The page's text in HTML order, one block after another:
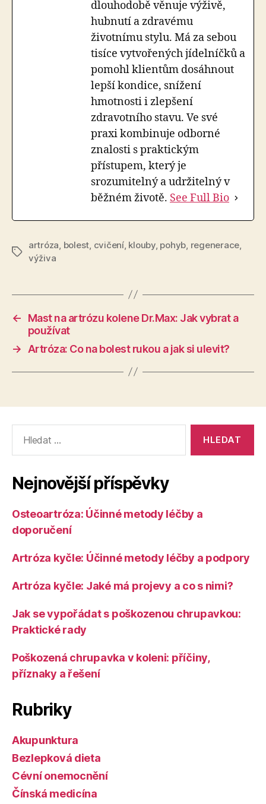
dlouhodobě věnuje výživě,
hubnutí a zdravému
životnímu stylu. Má za sebou
tisíce vytvořených jídelníčků a
pomohl klientům dosáhnout
lepší kondice, snížení
hmotnosti i zlepšení
zdravotního stavu. Ve své
praxi kombinuje odborné
znalosti s praktickým
přístupem, který je
srozumitelný a udržitelný v
běžném životě. See Full Bio
Štítky
artróza bolest cvičení, klouby, pohyb regenerace
výživa
←
Mast na artrózu kolene Dr.Max: Jak vybrat a
používat
→
Artróza: Co na bolest rukou a jak si ulevit?
vyhledávání:
Nejnovější příspěvky
Osteoartróza: Účinné metody léčby a
doporučení
Artróza kyčle: Účinné metody léčby a podpory
Artróza kyčle: Jaké má projevy a co s nimi?
Jak se vypořádat s poškozenou chrupavkou:
Praktické rady
Poškozená chrupavka v koleni: příčiny,
příznaky a řešení
Rubriky
Akupunktura
Bezlepková dieta
Cévní onemocnění
Čínská medicína